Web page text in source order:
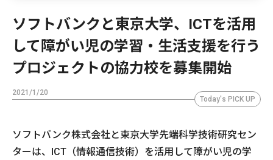
ソフトバンクと東京大学、ICTを活用
して障がい児の学習・生活支援を行う
プロジェクトの協力校を募集開始
2021/1/20
Today's PICK UP
ソフトバンク株式会社と東京大学先端科学技術研究セン
ターは、ICT（情報通信技術）を活用して障がい児の学